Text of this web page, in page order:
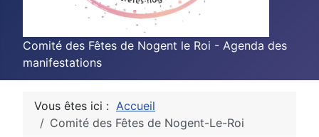
Comité des Fêtes de Nogent le Roi - Agenda des
manifestations
Vous êtes ici : Accueil
Comité des Fêtes de Nogent-Le-Roi